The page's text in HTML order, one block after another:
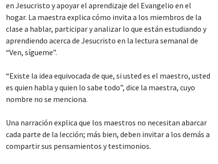
en Jesucristo y apoyar el aprendizaje del Evangelio en el
hogar. La maestra explica cómo invita a los miembros de la
clase a hablar, participar y analizar lo que están estudiando y
aprendiendo acerca de Jesucristo en la lectura semanal de
“Ven, sígueme”.
“Existe la idea equivocada de que, si usted es el maestro, usted
es quien habla y quien lo sabe todo”, dice la maestra, cuyo
nombre no se menciona.
Una narración explica que los maestros no necesitan abarcar
cada parte de la lección; más bien, deben invitar a los demás a
compartir sus pensamientos y testimonios.